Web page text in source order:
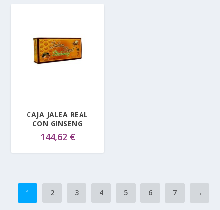
CAJA JALEA REAL
CON GINSENG
144,62 €
1 2 3 4 5 6 7 →